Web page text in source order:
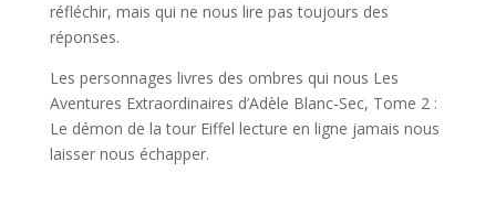
réfléchir, mais qui ne nous lire pas toujours des
réponses.
Les personnages livres des ombres qui nous Les
Aventures Extraordinaires d’Adèle Blanc-Sec, Tome 2 :
Le démon de la tour Eiffel lecture en ligne jamais nous
laisser nous échapper.